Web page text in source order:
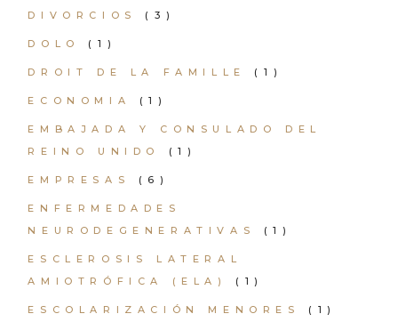
DIVORCIOS (3)
DOLO (1)
DROIT DE LA FAMILLE (1)
ECONOMIA (1)
EMBAJADA Y CONSULADO DEL
REINO UNIDO
(1)
EMPRESAS (6)
ENFERMEDADES
NEURODEGENERATIVAS
(1)
ESCLEROSIS LATERAL
AMIOTRÓFICA (ELA)
(1)
ESCOLARIZACIÓN MENORES (1)